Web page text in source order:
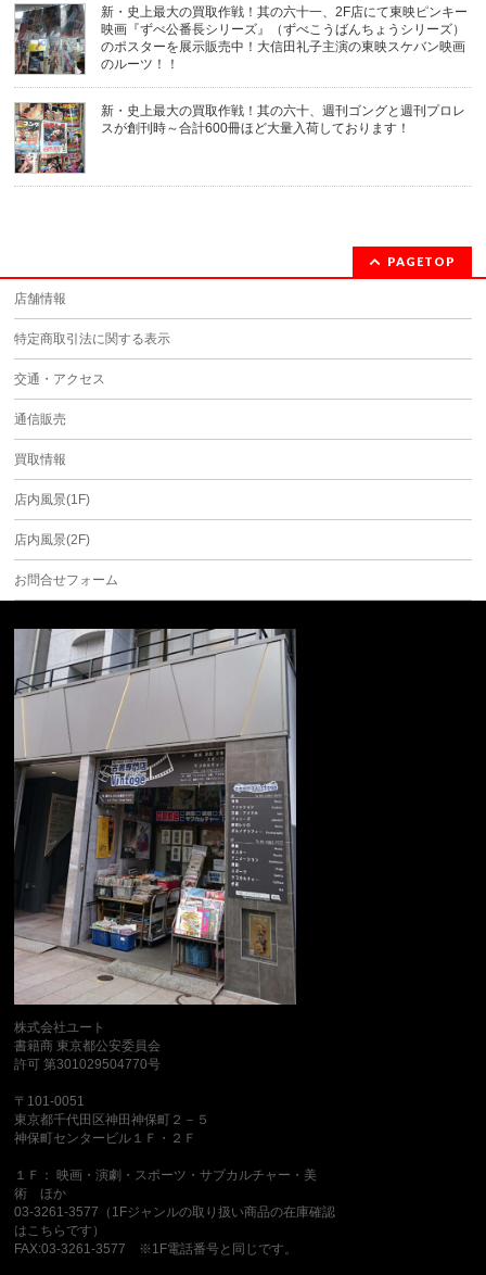
新・史上最大の買取作戦！其の六十一、2F店にて東映ピンキー
映画『ずべ公番長シリーズ』（ずべこうばんちょうシリーズ）
のポスターを展示販売中！大信田礼子主演の東映スケバン映画
のルーツ！！
新・史上最大の買取作戦！其の六十、週刊ゴングと週刊プロレ
スが創刊時～合計600冊ほど大量入荷しております！
PAGETOP
店舗情報
特定商取引法に関する表示
交通・アクセス
通信販売
買取情報
店内風景(1F)
店内風景(2F)
お問合せフォーム
株式会社ユート
書籍商 東京都公安委員会
許可 第301029504770号
〒101-0051
東京都千代田区神田神保町２－５
神保町センタービル１Ｆ・２Ｆ
１Ｆ： 映画・演劇・スポーツ・サブカルチャー・美
術 ほか
03-3261-3577（1Fジャンルの取り扱い商品の在庫確認
はこちらです）
FAX:03-3261-3577 ※1F電話番号と同じです。